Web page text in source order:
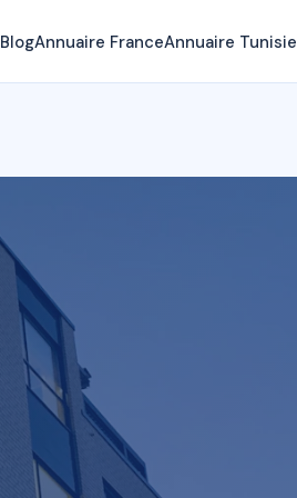
BlogAnnuaire FranceAnnuaire Tunisie